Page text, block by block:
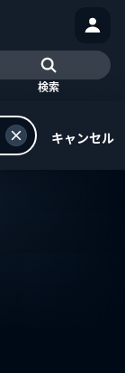
検索
キャンセル